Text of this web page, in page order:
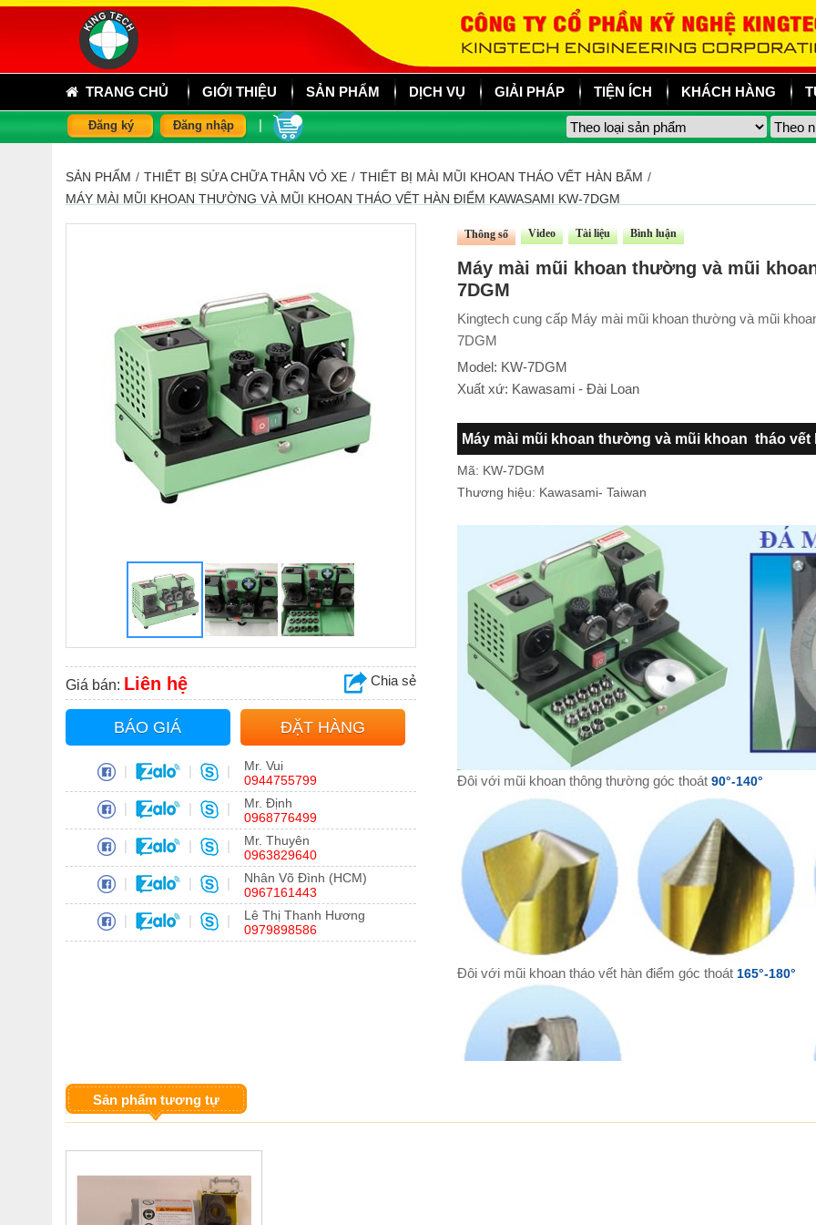
TRANG CHỦ GIỚI THIỆU SẢN PHẨM DỊCH VỤ GIẢI PHÁP TIỆN ÍCH KHÁCH HÀNG
Đăng ký Đăng nhập
SẢN PHẨM / THIẾT BỊ SỬA CHỮA THÂN VỎ XE / THIẾT BỊ MÀI MŨI KHOAN THÁO VẾT HÀN BẤM /
MÁY MÀI MŨI KHOAN THƯỜNG VÀ MŨI KHOAN THÁO VẾT HÀN ĐIỂM KAWASAMI KW-7DGM
Giá bán: Liên hệ Chia sẻ
BÁO GIÁ ĐẶT HÀNG
| | |
Mr. Vui
0944755799
| | |
Mr. Định
0968776499
| | |
Mr. Thuyên
0963829640
| | |
Nhân Võ Đình (HCM)
0967161443
| | |
Lê Thị Thanh Hương
0979898586
Thông số Video Tài liệu Bình luận
Máy mài mũi khoan thường và mũi
7DGM
Kingtech cung cấp Máy mài mũi khoan thường và mũi
7DGM
Model: KW-7DGM
Xuất xứ: Kawasami - Đài Loan
Máy mài mũi khoan thường và mũi khoan tháo vết
Mã: KW-7DGM
Thương hiệu: Kawasami- Taiwan
Đôi với mũi khoan thông thường góc thoát 90°-140°
Đôi với mũi khoan tháo vết hàn điểm góc thoát 165°-180°
Sản phẩm tương tự